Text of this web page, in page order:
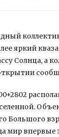
яркий
Солнца, а
Большого
мир впервые